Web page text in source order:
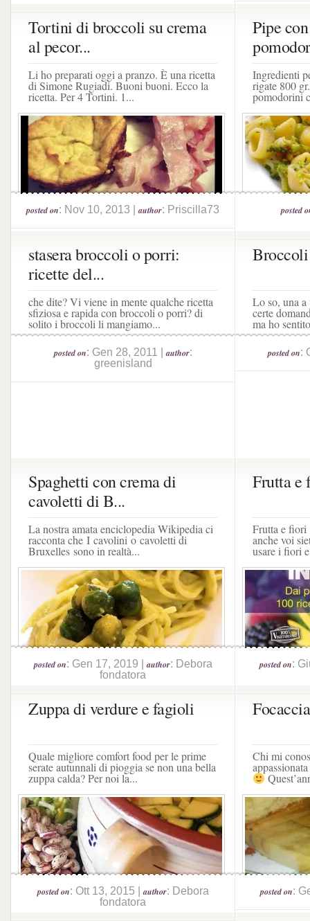
Tortini di broccoli su crema
al pecor...
Li ho preparati oggi a pranzo. È una ricetta
di Simone Rugiadi. Buoni buoni. Ecco la
ricetta. Per 4 Tortini. 1...
posted on: Nov 10, 2013 |author: Priscilla73
Pipe
Ingredienti
rigate 800
pomodorini
posted
stasera broccoli o porri:
ricette del...
che dite? Vi viene in mente qualche ricetta
sfiziosa e rapida con broccoli o porri? di
solito i broccoli li mangiamo...
posted on: Gen 28, 2011 |author:
greenisland
Lo so, una
certe
ma ho
posted on:
Spaghetti con crema di
cavoletti di B...
La nostra amata enciclopedia Wikipedia ci
racconta che I cavolini o cavoletti di
Bruxelles sono in realtà...
posted on: Gen 17, 2019 |author: Debora
fondatora
Frutta e
Frutta e fiori
anche voi
usare i fiori
posted on:
Zuppa di verdure e fagioli
Quale migliore comfort food per le prime
serate autunnali di pioggia se non una bella
zuppa calda? Per noi la...
posted on: Ott 13, 2015 |author: Debora
fondatora
Chi mi
posted on: